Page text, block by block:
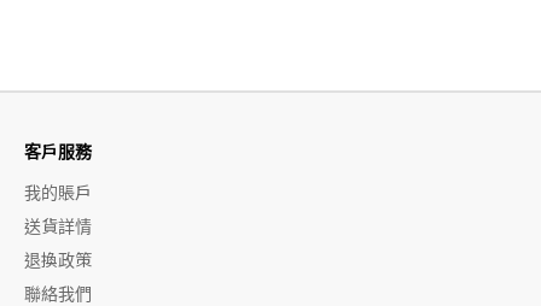
客戶服務
我的賬戶
送貨詳情
退換政策
聯絡我們